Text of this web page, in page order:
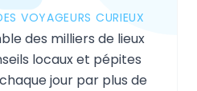
VOYAGEURS CURIEUX
des milliers de lieux
locaux et pépites
jour par plus de